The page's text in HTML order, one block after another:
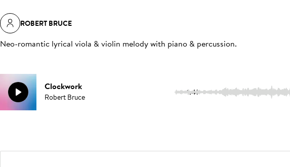
ROBERT BRUCE
Neo-romantic lyrical viola & violin melody with piano & percussion.
Clockwork
Robert Bruce 1:41